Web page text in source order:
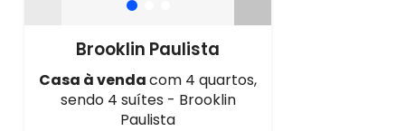
Brooklin Paulista
Casa à vendacom 4 quartos,
sendo 4 suítes - Brooklin
Paulista